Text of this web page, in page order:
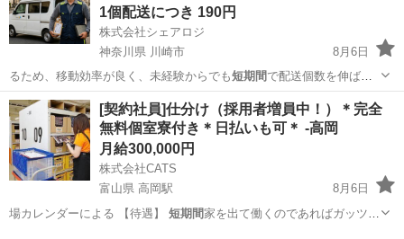
1個配送につき 190円
株式会社シェアロジ
神奈川県 川崎市
8月6日
るため、移動効率が良く、未経験からでも短期間 で配送個数を伸ばせ
る環境が整っています…
神奈川 川崎市 ドライバー 手数料
[契約社員]仕分け（採用者増員中！）＊完全
無料個室寮付き＊日払いも可＊ -高岡
月給300,000円
株式会社CATS
富山県 高岡駅
8月6日
場カレンダーによる 【待遇】 短期間家を出て働くのであればガッツリ